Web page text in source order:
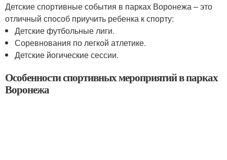
Детские спортивные события в парках Воронежа – это
отличный способ приучить ребенка к спорту:
Детские футбольные лиги.
Соревнования по легкой атлетике.
Детские йогические сессии.
Особенности спортивных мероприятий в парках
Воронежа